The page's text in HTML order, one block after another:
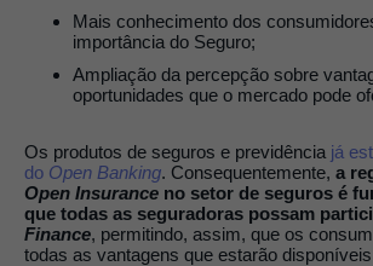
Mais conhecimento dos
importância do Seguro;
Ampliação da percepção sobre
oportunidades que o mercado pode
Os produtos de seguros e previdência já
do Open Banking. Consequentemente, a
Open Insurance no setor de seguros é
que todas as seguradoras possam
Finance, permitindo, assim, que os
todas as vantagens que estarão